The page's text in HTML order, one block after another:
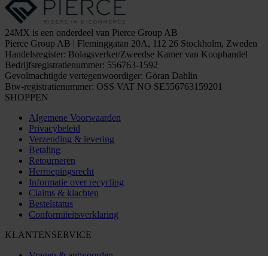
24MX is een onderdeel van Pierce Group AB
Pierce Group AB | Fleminggatan 20A, 112 26 Stockholm, Zweden
Handelsregister: Bolagsverket/Zweedse Kamer van Koophandel
Bedrijfsregistratienummer: 556763-1592
Gevolmachtigde vertegenwoordiger: Göran Dahlin
Btw-registratienummer: OSS VAT NO SE556763159201
SHOPPEN
Algemene Voorwaarden
Privacybeleid
Verzending & levering
Betaling
Retourneren
Herroepingsrecht
Informatie over recycling
Claims & klachten
Bestelstatus
Conformiteitsverklaring
KLANTENSERVICE